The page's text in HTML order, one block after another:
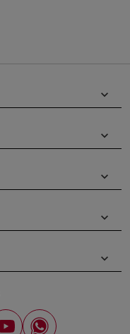
keyboard_arrow_down
keyboard_arrow_down
keyboard_arrow_down
keyboard_arrow_down
keyboard_arrow_down